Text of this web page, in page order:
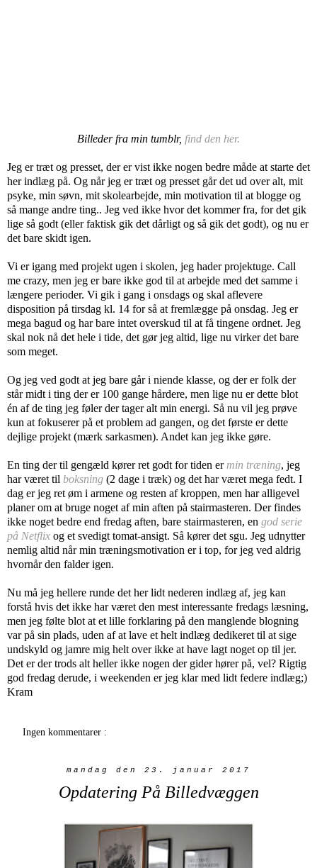
Billeder fra min tumblr, find den her.
Jeg er træt og presset, der er vist ikke nogen bedre måde at starte det
her indlæg på. Og når jeg er træt og presset går det ud over alt, mit
psyke, min søvn, mit skolearbejde, min motivation til at blogge og
så mange andre ting.. Jeg ved ikke hvor det kommer fra, for det gik
lige så godt (eller faktisk gik det dårligt og så gik det godt), og nu er
det bare skidt igen.
Vi er igang med projekt ugen i skolen, jeg hader projektuge. Call
me crazy, men jeg er bare ikke god til at arbejde med det samme i
længere perioder. Vi gik i gang i onsdags og skal aflevere
disposition på tirsdag kl. 14 for så at fremlægge på onsdag. Jeg er
mega bagud og har bare intet overskud til at få tingene ordnet. Jeg
skal nok nå det hele i tide, det gør jeg altid, lige nu virker det bare
som meget.
Og jeg ved godt at jeg bare går i niende klasse, og der er folk der
står midt i ting der er 100 gange hårdere, men lige nu er dette blot
én af de ting jeg føler der tager alt min energi. Så nu vil jeg prøve
kun at fokuserer på et problem ad gangen, og det første er dette
dejlige projekt (mærk sarkasmen). Andet kan jeg ikke gøre.
En ting der til gengæld kører ret godt for tiden er min træning, jeg
har været til boksning (2 dage i træk) og det har været mega fedt. I
dag er jeg ret øm i armene og resten af kroppen, men har alligevel
planer om at bruge noget af min aften på stairmasteren. Der findes
ikke noget bedre end fredag aften, bare stairmasteren, en god serie
på Netflix og et svedigt tomat-ansigt. Så kører det sgu. Jeg udnytter
nemlig altid når min træningsmotivation er i top, for jeg ved aldrig
hvornår den falder igen.
Nu må jeg hellere runde det her lidt nederen indlæg af, jeg kan
forstå hvis det ikke har været den mest interessante fredags læsning,
men jeg følte blot at et lille forklaring på den manglende blogning
var på sin plads, uden af at lave et helt indlæg dedikeret til at sige
undskyld og jamre mig helt over ikke at have lagt noget op til jer.
Det er der trods alt heller ikke nogen der gider hører på, vel? Rigtig
god fredag derude, i weekenden er jeg klar med lidt federe indlæg;)
Kram
Ingen kommentarer :
mandag den 23. januar 2017
Opdatering På Billedvæggen